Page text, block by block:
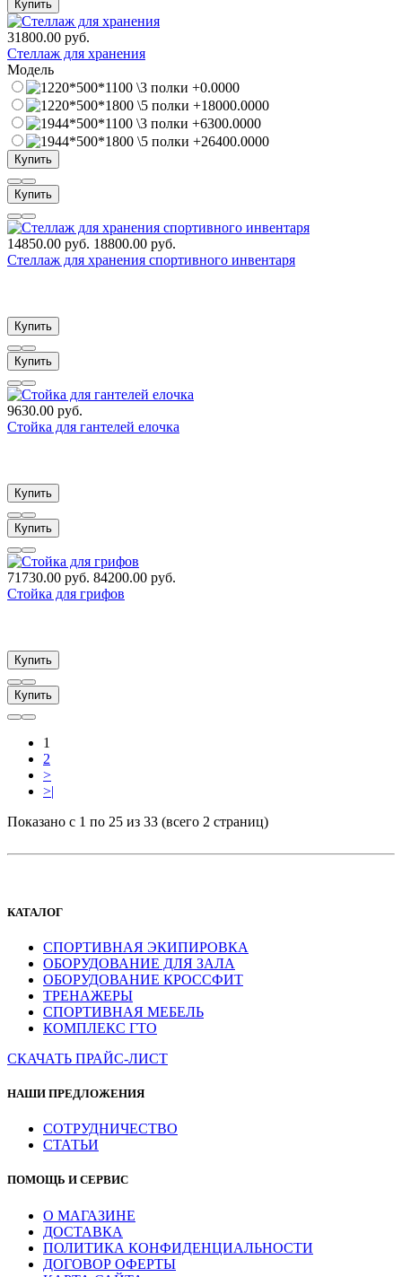
Купить
31800.00 руб.
Стеллаж для хранения
Модель
Купить
Купить
14850.00 руб. 18800.00 руб.
Стеллаж для хранения спортивного инвентаря
Купить
Купить
9630.00 руб.
Стойка для гантелей елочка
Купить
Купить
71730.00 руб. 84200.00 руб.
Стойка для грифов
Купить
Купить
1
2
>
>|
Показано с 1 по 25 из 33 (всего 2 страниц)
КАТАЛОГ
СПОРТИВНАЯ ЭКИПИРОВКА
ОБОРУДОВАНИЕ ДЛЯ ЗАЛА
ОБОРУДОВАНИЕ КРОССФИТ
ТРЕНАЖЕРЫ
СПОРТИВНАЯ МЕБЕЛЬ
КОМПЛЕКС ГТО
СКАЧАТЬ ПРАЙС-ЛИСТ
НАШИ ПРЕДЛОЖЕНИЯ
СОТРУДНИЧЕСТВО
СТАТЬИ
ПОМОЩЬ И СЕРВИС
О МАГАЗИНЕ
ДОСТАВКА
ПОЛИТИКА КОНФИДЕНЦИАЛЬНОСТИ
ДОГОВОР ОФЕРТЫ